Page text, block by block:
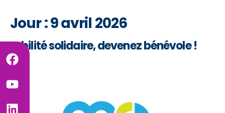
Jour :9 avril 2026
Mobilité solidaire, devenez bénévole !